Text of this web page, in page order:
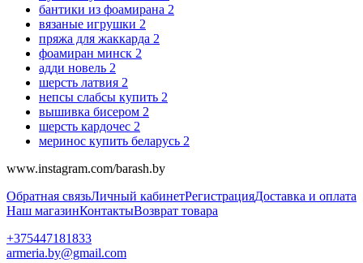
бантики из фоамирана 2
вязаные игрушки 2
пряжа для жаккарда 2
фоамиран минск 2
адди новель 2
шерсть латвия 2
непсы слабсы купить 2
вышивка бисером 2
шерсть кардочес 2
меринос купить беларусь 2
www.instagram.com/barash.by
Обратная связьЛичный кабинетРегистрацияДоставка и оплата
Наш магазинКонтактыВозврат товара
+375447181833
armeria.by@gmail.com